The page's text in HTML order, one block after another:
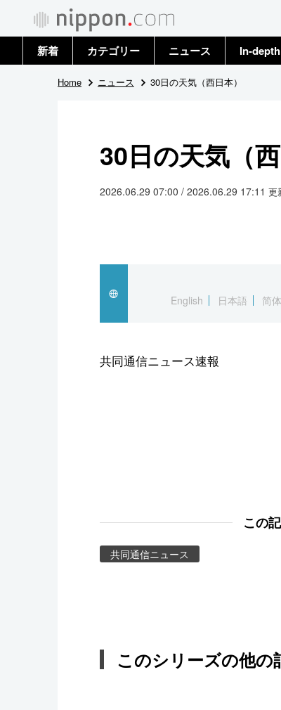
新着 カテゴリー
政治・外交
国際
社会
科学・技術
暮らし
ニュース
トップ
In-depth
Home ニュース 30日の天気（西日本）
30日の天気（西
2026.06.29 07:00 / 2026.06.29 17:11 更
English
日本語 简
共同通信ニュース速報
この
共同通信ニュース
このシリーズの他の